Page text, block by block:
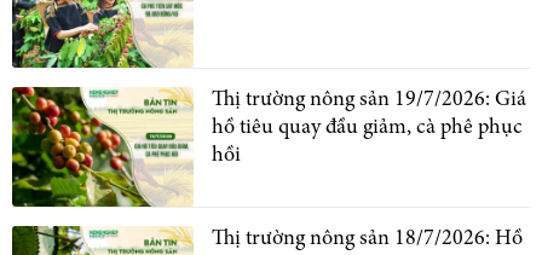
Thị trường nông sản 19/7/2026: Giá
hồ tiêu quay đầu giảm, cà phê phục
hồi
Thị trường nông sản 18/7/2026: Hồ